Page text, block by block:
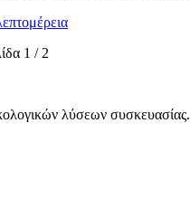
1 / 2
λύσεων συσκευασίας.